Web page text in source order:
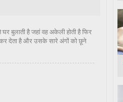
बुलाती है जहां वह अकेली होती है फिर
देता है और उसके सारे अंगों को छूने